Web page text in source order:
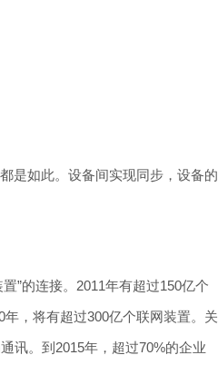
是如此。设备间实现同步，设备的
”的连接。2011年有超过150亿个
，将有超过300亿个联网装置。关
讯。到2015年，超过70%的企业